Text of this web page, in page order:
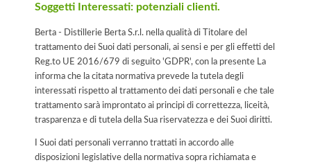
Soggetti Interessati: potenziali clienti.
Berta - Distillerie Berta S.r.l. nella qualità di Titolare del
trattamento dei Suoi dati personali, ai sensi e per gli effetti del
Reg.to UE 2016/679 di seguito 'GDPR', con la presente La
informa che la citata normativa prevede la tutela degli
interessati rispetto al trattamento dei dati personali e che tale
trattamento sarà improntato ai principi di correttezza, liceità,
trasparenza e di tutela della Sua riservatezza e dei Suoi diritti.
I Suoi dati personali verranno trattati in accordo alle
disposizioni legislative della normativa sopra richiamata e